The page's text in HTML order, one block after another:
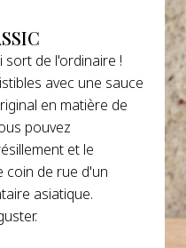
sort de l'ordinaire !
avec une sauce
en matière de
pouvez
et le
coin de rue d'un
asiatique.